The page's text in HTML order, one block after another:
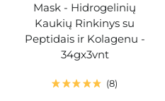
Mask - Hidrogelinių
Kaukių Rinkinys su
Peptidais ir Kolagenu -
34gx3vnt
8